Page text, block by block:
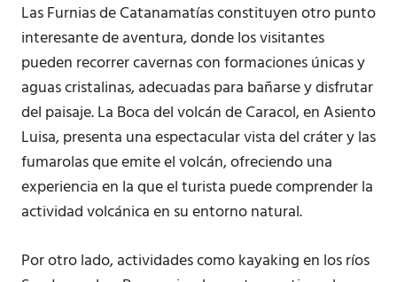
Las Furnias de Catanamatías constituyen otro punto
interesante de aventura, donde los visitantes
pueden recorrer cavernas con formaciones únicas y
aguas cristalinas, adecuadas para bañarse y disfrutar
del paisaje. La Boca del volcán de Caracol, en Asiento
Luisa, presenta una espectacular vista del cráter y las
fumarolas que emite el volcán, ofreciendo una
experiencia en la que el turista puede comprender la
actividad volcánica en su entorno natural.
Por otro lado, actividades como kayaking en los ríos